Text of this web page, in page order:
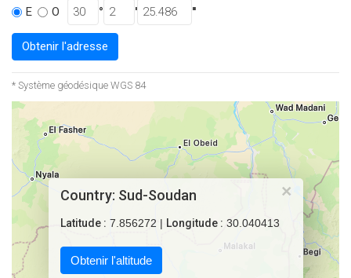
E
O ° ' ''
Obtenir l'adresse
* Système géodésique WGS 84
×
Country: Sud-Soudan
Latitude : 7.856272 | Longitude : 30.040413
Obtenir l'altitude